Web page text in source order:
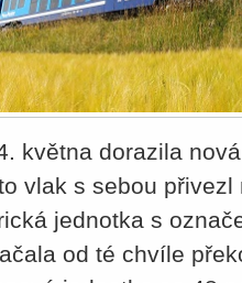
května dorazila
vlak s sebou
jednotka s
od té chvíle